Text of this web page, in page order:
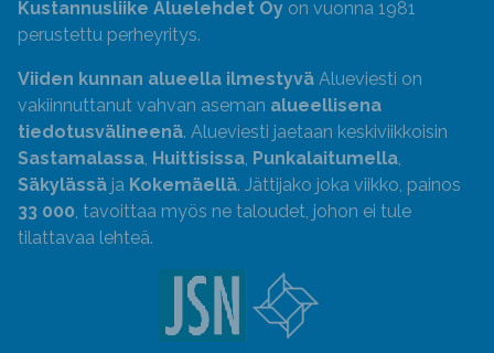
Kustannusliike Aluelehdet Oy on vuonna 1981
perustettu perheyritys.
Viiden kunnan alueella ilmestyvä Alueviesti on
vakiinnuttanut vahvan aseman alueellisena
tiedotusvälineenä. Alueviesti jaetaan keskiviikkoisin
Sastamalassa, Huittisissa, Punkalaitumella,
Säkylässä ja Kokemäellä. Jättijako joka viikko, painos
33 000, tavoittaa myös ne taloudet, johon ei tule
tilattavaa lehteä.